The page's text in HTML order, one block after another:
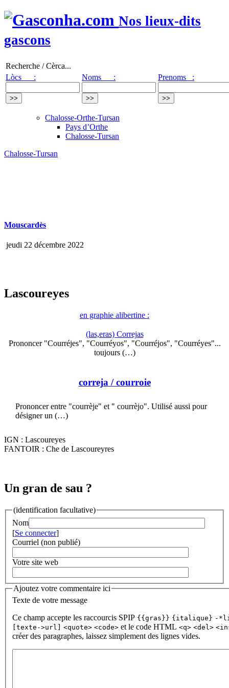
Nos lieux-dits
gascons
Recherche / Cèrca...
Lòcs :
Noms : Prenoms :
Chalosse-Orthe-Tursan
Pays d’Orthe
Chalosse-Tursan
Chalosse-Tursan
Mouscardès
jeudi 22 décembre 2022
Lascoureyes
en graphie alibertine :
(las,eras) Correjas
Prononcer "Courréjes", "Courréyos", "Courréjos", "Courréyes"...
toujours (…)
correja / courroie
Prononcer entre "courrèje" et " courrèjo". Utilisé aussi pour
désigner un (…)
IGN : Lascoureyes
FANTOIR : Che de Lascoureyres
Un gran de sau ?
(identification facultative)
Nom
[Se connecter]
Courriel (non publié)
Votre site web
Ajoutez votre commentaire ici
Texte de votre message
Ce champ accepte les raccourcis SPIP {{gras}} {italique} -
[texte->url]
<quote> <code> et le code HTML <q> <del>
créer des paragraphes, laissez simplement des lignes vides.